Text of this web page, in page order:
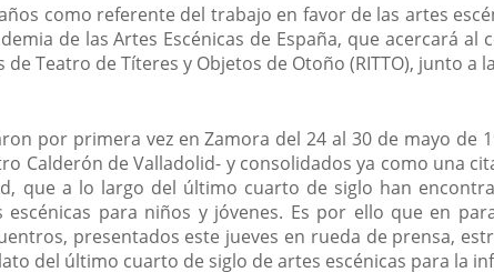
como referente del trabajo en favor de las artes
de las Artes Escénicas de España, que acercará
de Teatro de Títeres y Objetos de Otoño (RITTO), junto
por primera vez en Zamora del 24 al 30 de mayo de
Calderón de Valladolid- y consolidados ya como una
que a lo largo del último cuarto de siglo han
para niños y jóvenes. Es por ello que en
presentados este jueves en rueda de prensa,
del último cuarto de siglo de artes escénicas para la